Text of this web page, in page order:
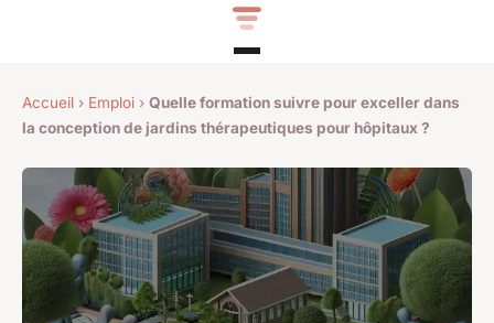
Accueil › Emploi › Quelle formation suivre pour exceller dans
la conception de jardins thérapeutiques pour hôpitaux ?